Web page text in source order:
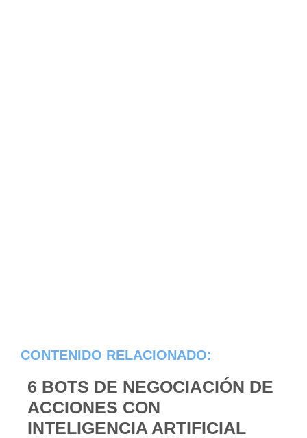
CONTENIDO RELACIONADO:
6 BOTS DE NEGOCIACIÓN DE
ACCIONES CON
INTELIGENCIA ARTIFICIAL